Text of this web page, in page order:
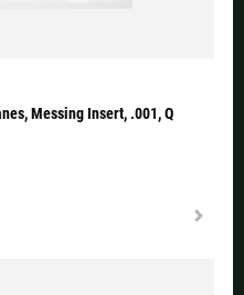
Messing Insert, .001, Q